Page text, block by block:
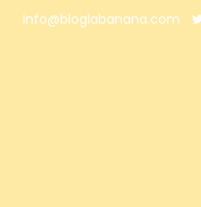
info@bloglabanana.com